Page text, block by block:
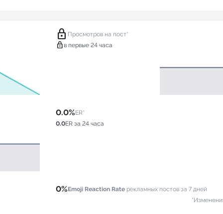
lock Просмотров на пост*
lock в первые 24 часа
0.0%ER*
0.0ER за 24 часа
0%Emoji Reaction Rate рекламных постов за 7 дней